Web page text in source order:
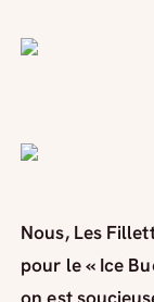
Nous, Les
pour le « Ice